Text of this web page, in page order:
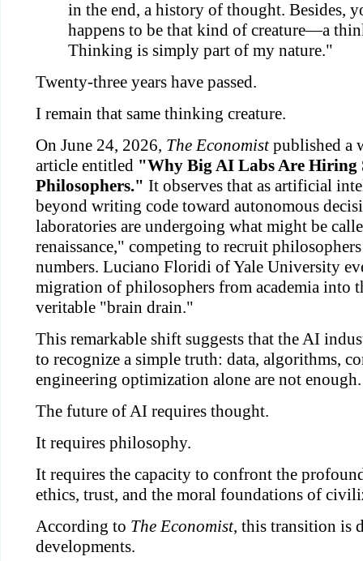
in the end, a history of thought. Besides,
happens to be that kind of creature—a
Thinking is simply part of my nature."
Twenty-three years have passed.
I remain that same thinking creature.
On June 24, 2026, The Economistpublished a
article entitled "Why Big AI Labs Are Hiring
Philosophers." It observes that as artificial
beyond writing code toward autonomous
laboratories are undergoing what might be
renaissance," competing to recruit
numbers. Luciano Floridi of Yale University
migration of philosophers from academia into
veritable "brain drain."
This remarkable shift suggests that the AI
to recognize a simple truth: data, algorithms,
engineering optimization alone are not enough.
The future of AI requires thought.
It requires philosophy.
It requires the capacity to confront the
ethics, trust, and the moral foundations of
According to The Economist, this transition is
developments.